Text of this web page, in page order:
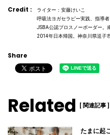
Credit :
ライター：安藤けいこ
呼吸法ヨガセラピー実践、指導
JSBA公認プロスノーボーダー。
2014年日本帰国。神奈川県逗子
Share
Related [ 関連記事 ]
たまに起